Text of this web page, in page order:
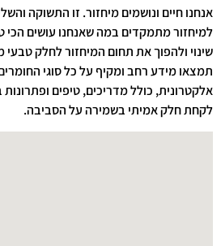
אנחנו חיים ונושמים מיחזור. זו התשוקה
למיחזור מתמקדים במה שאנחנו עושים הכי
שינוי ולהפוך את תחום המיחזור לחלק טבעי
תמצאו מידע רחב ומקיף על כל סוגי
אלקטרונית, כולל מדריכים, טיפים
לקחת חלק אמיתי בשמירה על הסביבה.